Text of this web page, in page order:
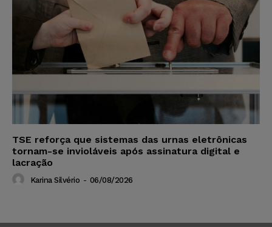
TSE reforça que sistemas das urnas eletrônicas
tornam-se invioláveis após assinatura digital e
lacração
Karina Silvério - 06/08/2026